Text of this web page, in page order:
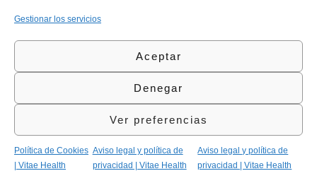
Gestionar los servicios
Aceptar
Denegar
Ver preferencias
Política de Cookies
| Vitae Health
Aviso legal y política de
privacidad | Vitae Health
Aviso legal y política de
privacidad | Vitae Health
l
Área
Política
Calidad
©Vitae Health Innovation S.L. Todos los derechos